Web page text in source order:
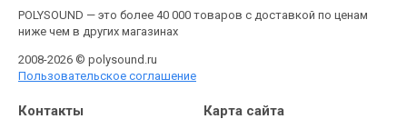
POLYSOUND — это более 40 000 товаров с доставкой по ценам
ниже чем в других магазинах
2008-2026 © polysound.ru
Пользовательское соглашение
Контакты Карта сайта